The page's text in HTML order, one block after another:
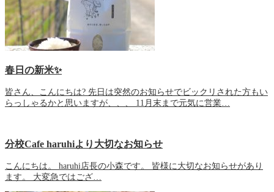
春日の新米✨
皆さん、こんにちは? 先日は突然のお知らせでビックリされた方もい
らっしゃるかと思いますが、、、 11月末まで元気に営業…
分校Cafe haruhiより大切なお知らせ
こんにちは。 haruhi店長の小森です。 皆様に大切なお知らせがあり
ます。 大変急ではござ…